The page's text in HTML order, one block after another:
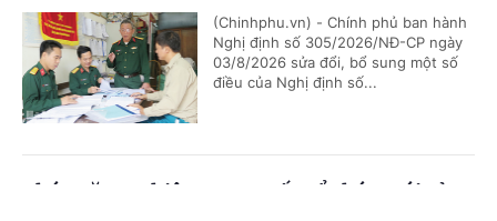
(Chinhphu.vn) - Chính phủ ban hành
Nghị định số 305/2026/NĐ-CP ngày
03/8/2026 sửa đổi, bổ sung một số
điều của Nghị định số...
Chức năng, nhiệm vụ, cơ cấu tổ chức mới của